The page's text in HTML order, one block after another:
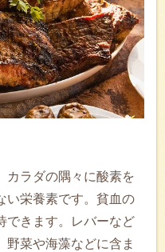
カラダの隅々に酸素を
い栄養素です。貧血の
できます。レバーなど
野菜や海藻などに含ま